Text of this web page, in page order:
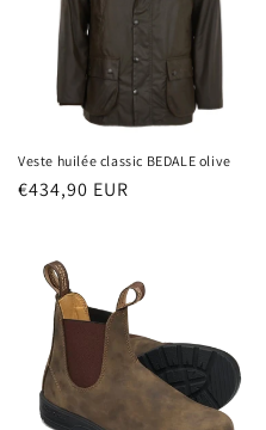
Veste huilée classic BEDALE olive
Prix
€434,90 EUR